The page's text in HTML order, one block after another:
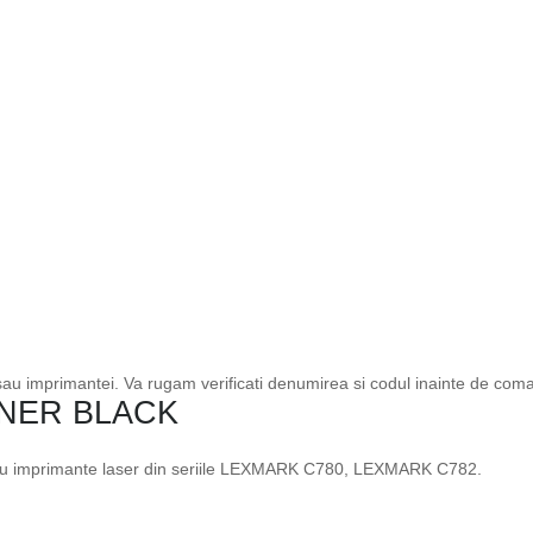
imprimantei. Va rugam verificati denumirea si codul inainte de
BLACK
laser din seriile LEXMARK C780, LEXMARK C782.